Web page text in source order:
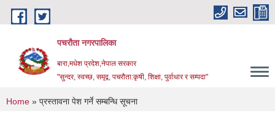
Skip to main content
पचरौता नगरपालिका
बारा,मधेश प्रदेश,नेपाल सरकार
"सुन्दर, स्वच्छ, समृद्व, पचरौता:कृषी, शिक्षा, पुर्वाधार र सम्पदा"
You are here
Home » प्रस्तावना पेश गर्ने सम्बन्धि सूचना